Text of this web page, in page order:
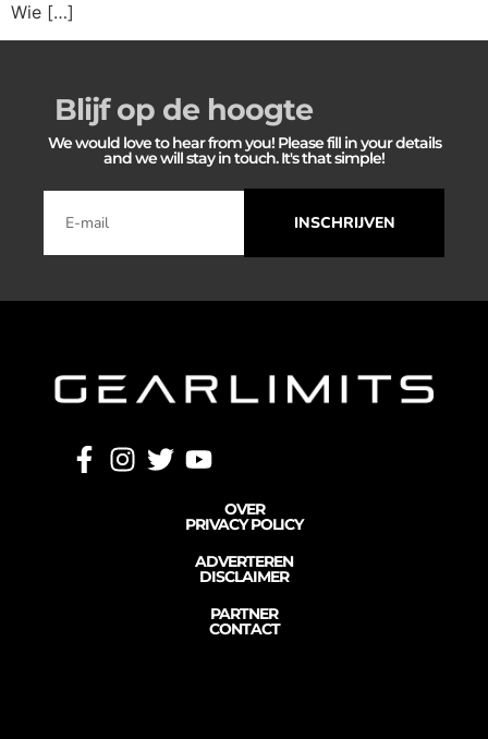
Wie […]
Blijf op de hoogte
We would love to hear from you! Please fill in your details
and we will stay in touch. It's that simple!
INSCHRIJVEN
OVER
PRIVACY POLICY
ADVERTEREN
DISCLAIMER
PARTNER
CONTACT